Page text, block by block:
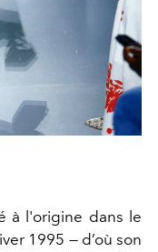
à l'origine dans le
1995 — d’où son